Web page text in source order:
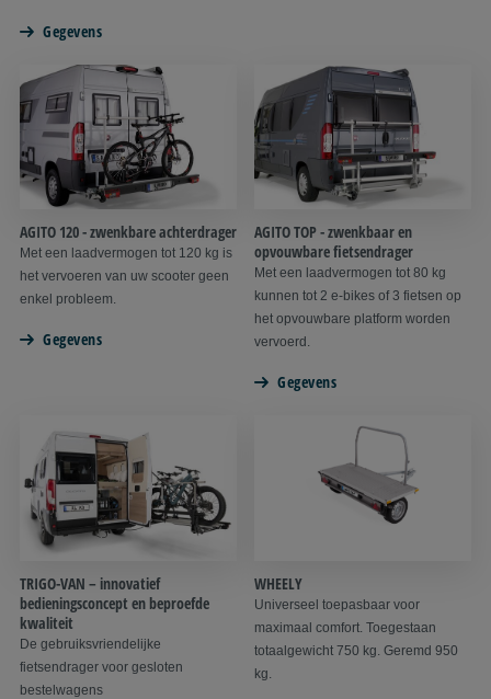
fietsen of een lichte scooter.
Gegevens
AGITO 120 - zwenkbare achterdrager
Met een laadvermogen tot 120 kg is
het vervoeren van uw scooter geen
enkel probleem.
Gegevens
AGITO TOP - zwenkbaar en
opvouwbare fietsendrager
Met een laadvermogen tot 80 kg
kunnen tot 2 e-bikes of 3 fietsen op
het opvouwbare platform worden
vervoerd.
Gegevens
TRIGO-VAN – innovatief
bedieningsconcept en beproefde
kwaliteit
De gebruiksvriendelijke
fietsendrager voor gesloten
bestelwagens
WHEELY
Universeel toepasbaar voor
maximaal comfort. Toegestaan
totaalgewicht 750 kg. Geremd 950
kg.